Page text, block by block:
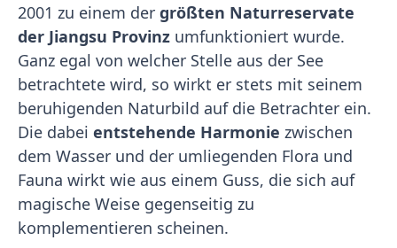
2001 zu einem der größten Naturreservate
der Jiangsu Provinz umfunktioniert wurde.
Ganz egal von welcher Stelle aus der See
betrachtete wird, so wirkt er stets mit seinem
beruhigenden Naturbild auf die Betrachter ein.
Die dabei entstehende Harmonie zwischen
dem Wasser und der umliegenden Flora und
Fauna wirkt wie aus einem Guss, die sich auf
magische Weise gegenseitig zu
komplementieren scheinen.